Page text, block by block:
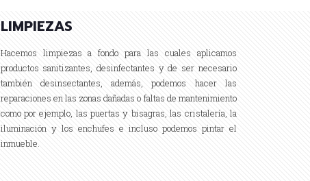
LIMPIEZAS
Hacemos limpiezas a fondo para las cuales aplicamos
productos sanitizantes, desinfectantes y de ser necesario
también desinsectantes, además, podemos hacer las
reparaciones en las zonas dañadas o faltas de mantenimiento
como por ejemplo, las puertas y bisagras, las cristalería, la
iluminación y los enchufes e incluso podemos pintar el
inmueble.